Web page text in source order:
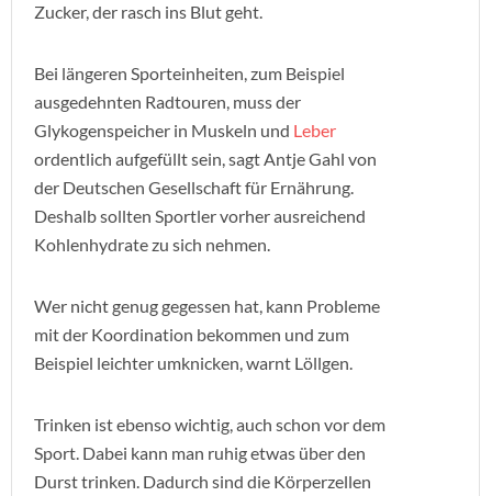
Zucker, der rasch ins Blut geht.
Bei längeren Sporteinheiten, zum Beispiel
ausgedehnten Radtouren, muss der
Glykogenspeicher in Muskeln und Leber
ordentlich aufgefüllt sein, sagt Antje Gahl von
der Deutschen Gesellschaft für Ernährung.
Deshalb sollten Sportler vorher ausreichend
Kohlenhydrate zu sich nehmen.
Wer nicht genug gegessen hat, kann Probleme
mit der Koordination bekommen und zum
Beispiel leichter umknicken, warnt Löllgen.
Trinken ist ebenso wichtig, auch schon vor dem
Sport. Dabei kann man ruhig etwas über den
Durst trinken. Dadurch sind die Körperzellen